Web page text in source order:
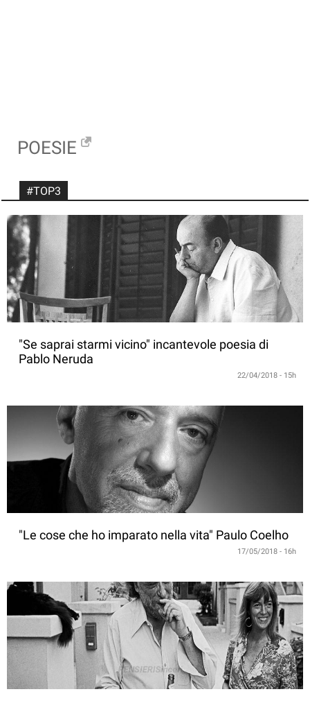
POESIE
#TOP3
"Se saprai starmi vicino" incantevole poesia di
Pablo Neruda
22/04/2018 - 15h
"Le cose che ho imparato nella vita" Paulo Coelho
17/05/2018 - 16h